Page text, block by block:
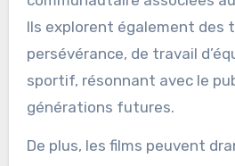
société, préservant ainsi leur
Par exemple, les
souvent des interviews avec
entraîneurs et des fans,
communautaire associées